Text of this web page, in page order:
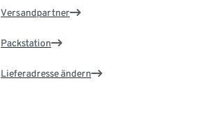
Versandpartner
Packstation
Lieferadresse ändern